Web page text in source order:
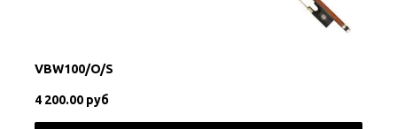
VBW100/O/S
4 200.00 руб